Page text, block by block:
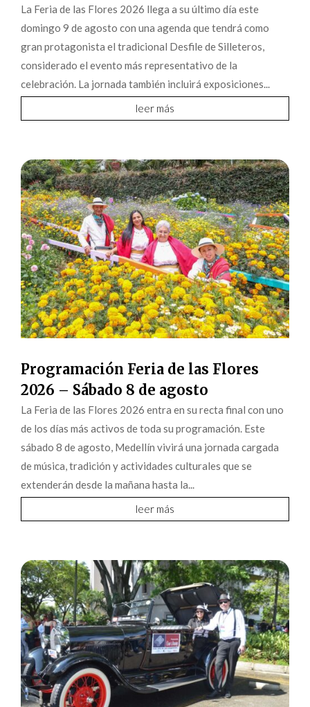
La Feria de las Flores 2026 llega a su último día este
domingo 9 de agosto con una agenda que tendrá como
gran protagonista el tradicional Desfile de Silleteros,
considerado el evento más representativo de la
celebración. La jornada también incluirá exposiciones...
leer más
Programación Feria de las Flores
2026 – Sábado 8 de agosto
La Feria de las Flores 2026 entra en su recta final con uno
de los días más activos de toda su programación. Este
sábado 8 de agosto, Medellín vivirá una jornada cargada
de música, tradición y actividades culturales que se
extenderán desde la mañana hasta la...
leer más